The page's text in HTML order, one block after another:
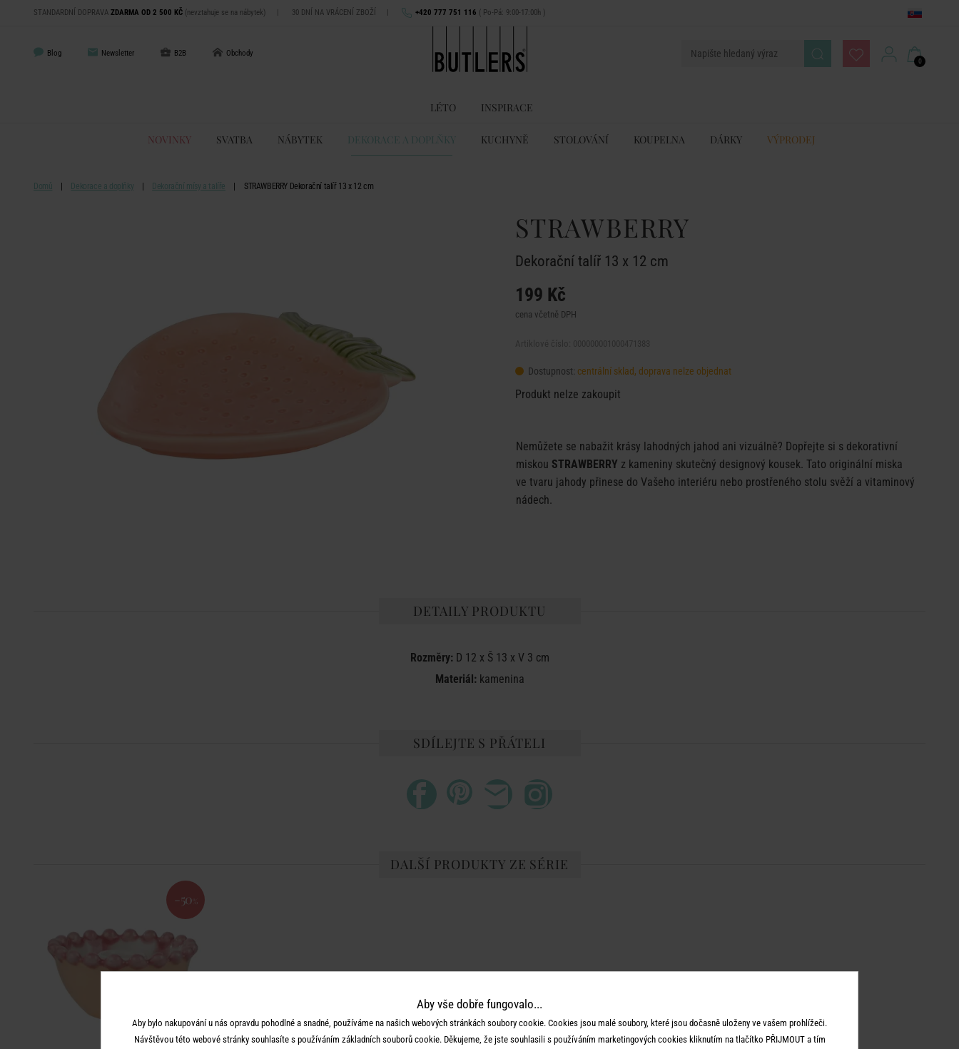
STANDARDNÍ DOPRAVA ZDARMA OD 2 500 KČ (nevztahuje se na nábytek) | 30 DNÍ NA VRÁCENÍ ZBOŽÍ | +420 777 751 116 ( Po-Pá: 9:00-17:00h )
Blog Newsletter B2B Obchody
0
LÉTO INSPIRACE
NOVINKY SVATBA NÁBYTEK DEKORACE A DOPLŇKY KUCHYNĚ STOLOVÁNÍ KOUPELNA DÁRKY VÝPRODEJ
Domů Dekorace a doplňky Dekorační mísy a talíře STRAWBERRY Dekorační talíř 13 x 12 cm
STRAWBERRY
Dekorační talíř 13 x 12 cm
199 Kč
cena včetně DPH
Dostupnost: centrální sklad, doprava nelze objednat
Produkt nelze zakoupit
Nemůžete se nabažit krásy lahodných jahod ani vizuálně? Dopřejte si s dekorativní
miskou STRAWBERRY z kameniny skutečný designový kousek. Tato originální miska
ve tvaru jahody přinese do Vašeho interiéru nebo prostřeného stolu svěží a vitaminový
nádech.
DETAILY PRODUKTU
Rozměry:D 12 x Š 13 x V 3 cm
Materiál:kamenina
SDÍLEJTE S PŘÁTELI
DALŠÍ PRODUKTY ZE SÉRIE
-50 %
Aby vše dobře fungovalo...
Aby bylo nakupování u nás opravdu pohodlné a snadné, používáme na našich webových stránkách soubory cookie. Cookies jsou malé soubory, které jsou dočasně uloženy ve vašem prohlížeči.
Návštěvou této webové stránky souhlasíte s používáním základních souborů cookie. Děkujeme, že jste souhlasili s používáním marketingových cookies kliknutím na tlačítko PŘIJMOUT a tím